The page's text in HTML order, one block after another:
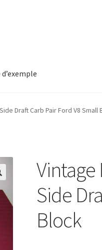
d’exemple
Draft Carb Pair Ford V8 Small
Vintage
Side
Block